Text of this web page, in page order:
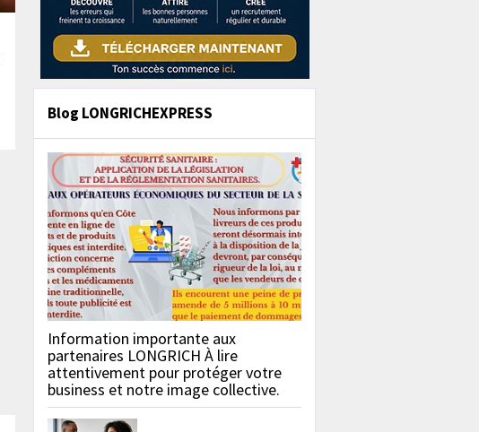
Blog LONGRICHEXPRESS
Information importante aux
partenaires LONGRICH À lire
attentivement pour protéger votre
business et notre image collective.